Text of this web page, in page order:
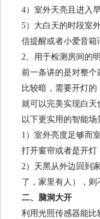
4）室外天亮且进入
5）大白天的时段室
信提醒或者小爱音箱
2、用于检测房间的
前一条讲的是对整
比较暗，需要开灯的
就可以完美实现白天
以下更实用的智能场
1）室外亮度足够而
打开窗帘或者是开灯
2）天黑从外边回到
了，家里有人），
二、脑洞大开
利用光照传感器能比